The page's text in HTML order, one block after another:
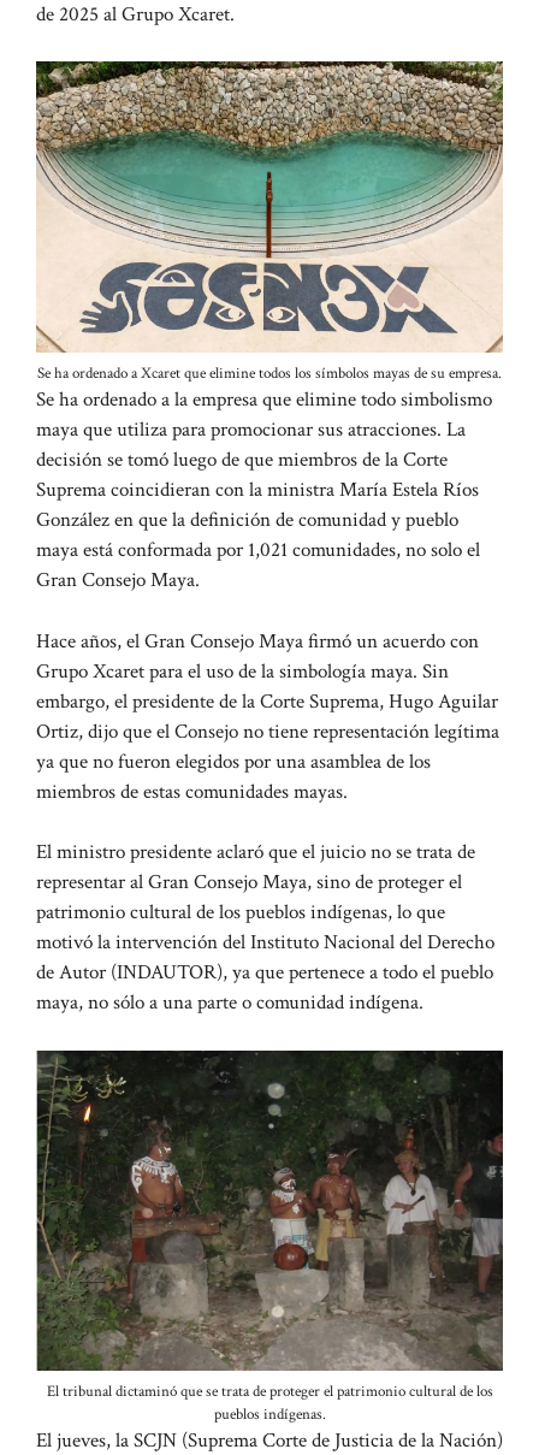
de 2025 al Grupo Xcaret.
Se ha ordenado a Xcaret que elimine todos los símbolos mayas de su empresa.
Se ha ordenado a la empresa que elimine todo simbolismo
maya que utiliza para promocionar sus atracciones. La
decisión se tomó luego de que miembros de la Corte
Suprema coincidieran con la ministra María Estela Ríos
González en que la definición de comunidad y pueblo
maya está conformada por 1,021 comunidades, no solo el
Gran Consejo Maya.
Hace años, el Gran Consejo Maya firmó un acuerdo con
Grupo Xcaret para el uso de la simbología maya. Sin
embargo, el presidente de la Corte Suprema, Hugo Aguilar
Ortiz, dijo que el Consejo no tiene representación legítima
ya que no fueron elegidos por una asamblea de los
miembros de estas comunidades mayas.
El ministro presidente aclaró que el juicio no se trata de
representar al Gran Consejo Maya, sino de proteger el
patrimonio cultural de los pueblos indígenas, lo que
motivó la intervención del Instituto Nacional del Derecho
de Autor (INDAUTOR), ya que pertenece a todo el pueblo
maya, no sólo a una parte o comunidad indígena.
El tribunal dictaminó que se trata de proteger el patrimonio cultural de los
pueblos indígenas.
El jueves, la SCJN (Suprema Corte de Justicia de la Nación)